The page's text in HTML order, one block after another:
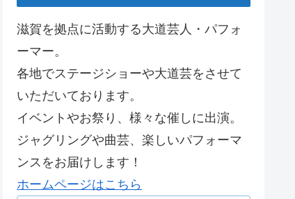
滋賀を拠点に活動する大道芸人・パフォ
ーマー。
各地でステージショーや大道芸をさせて
いただいております。
イベントやお祭り、様々な催しに出演。
ジャグリングや曲芸、楽しいパフォーマ
ンスをお届けします！
ホームページはこちら